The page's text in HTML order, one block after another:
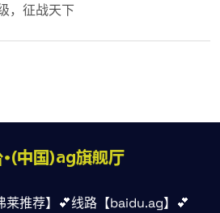
，征战天下
莱推荐】💕线路【baidu.ag】💕